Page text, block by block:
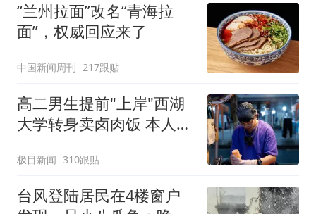
“兰州拉面”改名“青海拉
面”，权威回应来了
中国新闻周刊 217跟贴
高二男生提前"上岸"西湖
大学转身卖卤肉饭 本人发
极目新闻 310跟贴
台风登陆居民在4楼窗户